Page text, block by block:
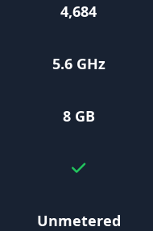
4,684
5.6 GHz
8 GB
Unmetered